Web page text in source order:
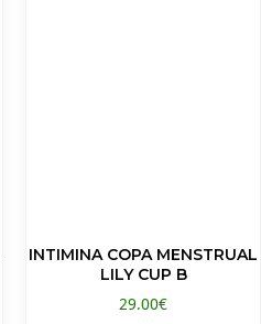
INTIMINA COPA MENSTRUAL
LILY CUP B
29.00€